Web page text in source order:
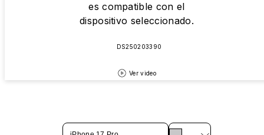
es compatible con el
dispositivo seleccionado.
DS250203390
Ver video